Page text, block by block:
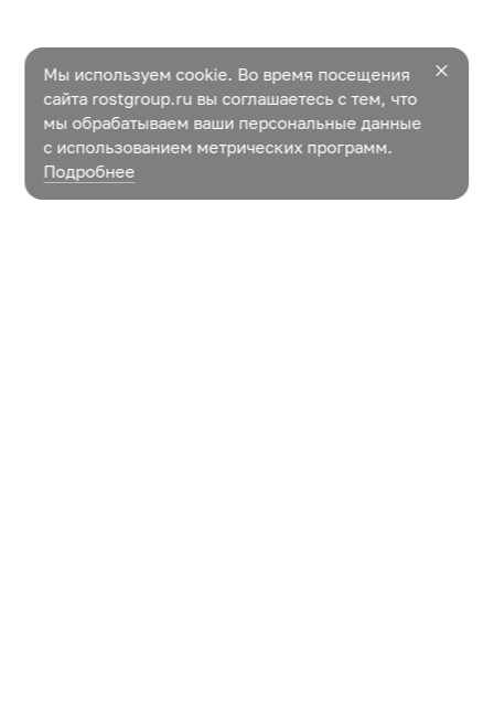
Мы используем cookie. Во время посещения
сайта rostgroup.ru вы соглашаетесь с тем, что
мы обрабатываем ваши персональные данные
с использованием метрических программ.
Подробнее